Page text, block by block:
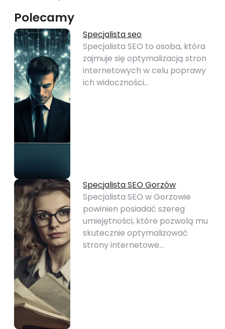
Polecamy
Specjalista seo
Specjalista SEO to osoba, która
zajmuje się optymalizacją stron
internetowych w celu poprawy
ich widoczności…
Specjalista SEO Gorzów
Specjalista SEO w Gorzowie
powinien posiadać szereg
umiejętności, które pozwolą mu
skutecznie optymalizować
strony internetowe…